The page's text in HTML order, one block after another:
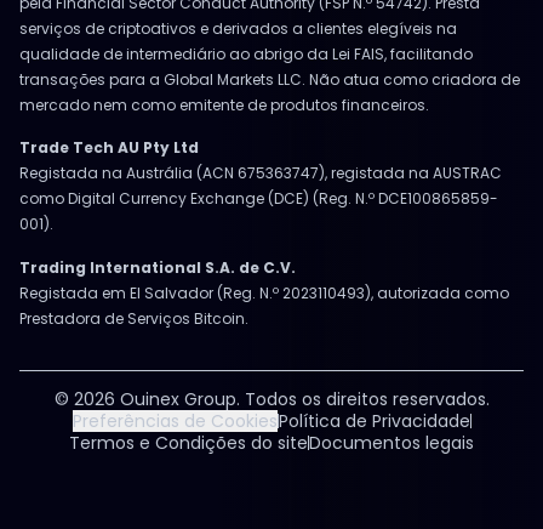
serviços de criptoativos e derivados a clientes elegíveis na
qualidade de intermediário ao abrigo da Lei FAIS, facilitando
transações para a Global Markets LLC. Não atua como criadora de
mercado nem como emitente de produtos financeiros.
Trade Tech AU Pty Ltd
Registada na Austrália (ACN 675363747), registada na AUSTRAC
como Digital Currency Exchange (DCE) (Reg. N.º DCE100865859-
001).
Trading International S.A. de C.V.
Registada em El Salvador (Reg. N.º 2023110493), autorizada como
Prestadora de Serviços Bitcoin.
© 2026 Ouinex Group. Todos os direitos reservados.
Preferências de CookiesPolítica de Privacidade
Termos e Condições do siteDocumentos legais